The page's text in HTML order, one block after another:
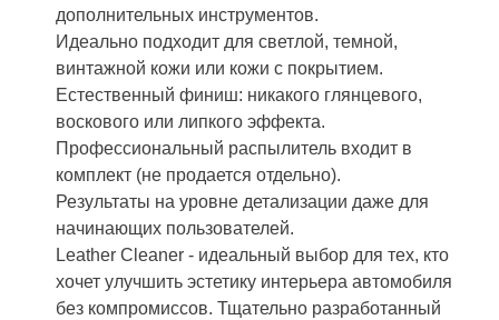
дополнительных инструментов.
Идеально подходит для светлой, темной,
винтажной кожи или кожи с покрытием.
Естественный финиш: никакого глянцевого,
воскового или липкого эффекта.
Профессиональный распылитель входит в
комплект (не продается отдельно).
Результаты на уровне детализации даже для
начинающих пользователей.
Leather Cleaner - идеальный выбор для тех, кто
хочет улучшить эстетику интерьера автомобиля
без компромиссов. Тщательно разработанный